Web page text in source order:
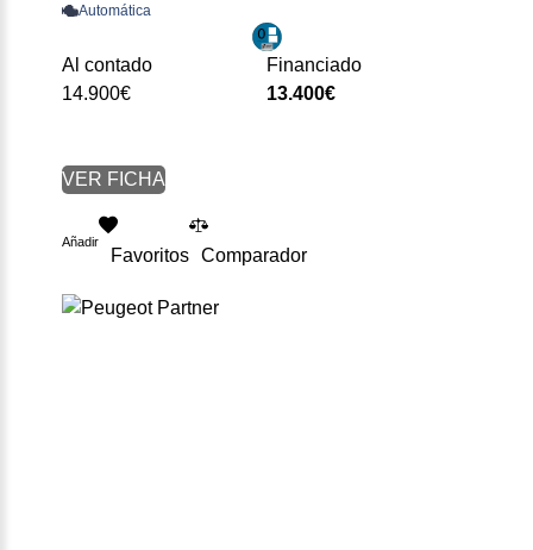
Automática
Al contado
14.900€
Financiado
13.400€
VER FICHA
Añadir
Favoritos Comparador